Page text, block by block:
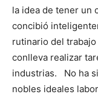
la idea de tener un
concibió
rutinario del
conlleva realizar
industrias. No ha
nobles ideales